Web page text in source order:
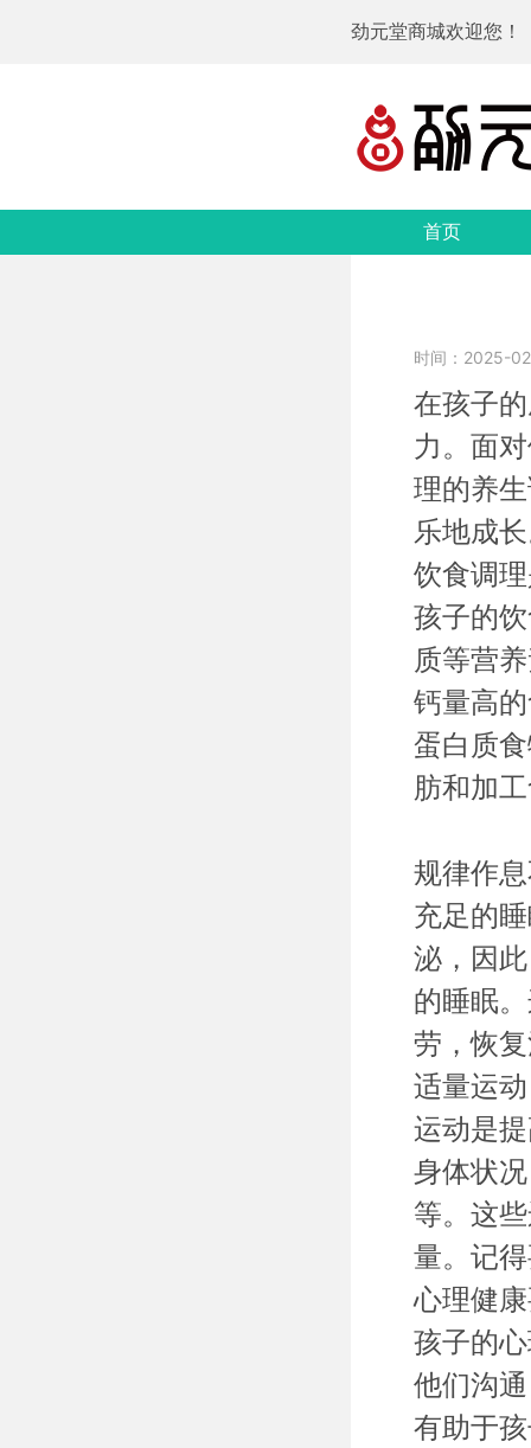
劲元堂商城欢迎您！
首页
时间：2025-
在孩子
力。面
理的养
乐地成
饮食调
孩子的
质等营
钙量高
蛋白质
肪和加
规律作
充足的
泌，因
的睡眠
劳，恢
适量运动
运动是
身体状
等。这
量。记
心理健
孩子的
他们沟
有助于